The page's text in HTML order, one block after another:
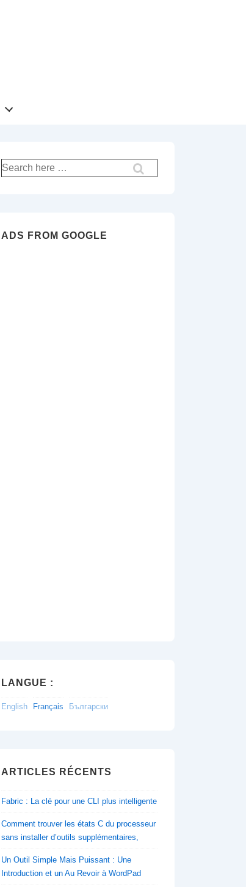
Recherche
pour:
ADS FROM GOOGLE
LANGUE :
English Français Български
ARTICLES RÉCENTS
Fabric : La clé pour une CLI plus intelligente
Comment trouver les états C du processeur
sans installer d’outils supplémentaires,
Un Outil Simple Mais Puissant : Une
Introduction et un Au Revoir à WordPad